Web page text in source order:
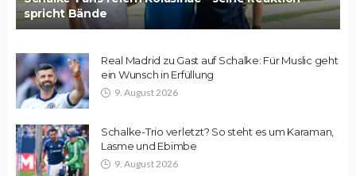
spricht Bände
Real Madrid zu Gast auf Schalke: Für Muslic geht
ein Wunsch in Erfüllung
9. August 2026
Schalke-Trio verletzt? So steht es um Karaman,
Lasme und Ebimbe
9. August 2026